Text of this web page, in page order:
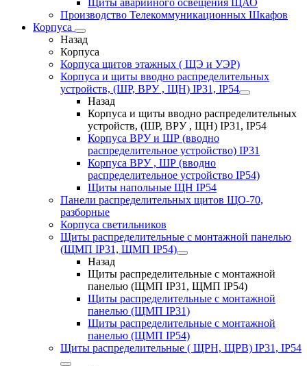
Щиты аварийного освещения ЩАО
Производство Телекоммуникационных Шкафов
Корпуса
Назад
Корпуса
Корпуса щитов этажных ( ЩЭ и УЭР)
Корпуса и щиты вводно распределительных
устройств, (ШР, ВРУ , ЩН) IP31, IP54
Назад
Корпуса и щиты вводно распределительных
устройств, (ШР, ВРУ , ЩН) IP31, IP54
Корпуса ВРУ и ШР (вводно
распределительное устройство) IP31
Корпуса ВРУ , ШР (вводно
распределительное устройство IP54)
Щиты напольные ЩН IP54
Панели распределительных щитов ЩО-70,
разборные
Корпуса светильников
Щиты распределительные с монтажной панелью
(ЩМП IP31, ЩМП IP54)
Назад
Щиты распределительные с монтажной
панелью (ЩМП IP31, ЩМП IP54)
Щиты распределительные с монтажной
панелью (ЩМП IP31)
Щиты распределительные с монтажной
панелью (ЩМП IP54)
Щиты распределительные ( ЩРН, ЩРВ) IP31, IP54